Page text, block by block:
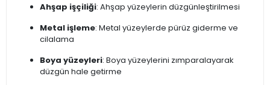
Ahşap işçiliği: Ahşap yüzeylerin düzgünleştirilmesi
Metal işleme: Metal yüzeylerde pürüz giderme ve
cilalama
Boya yüzeyleri: Boya yüzeylerini zımparalayarak
düzgün hale getirme